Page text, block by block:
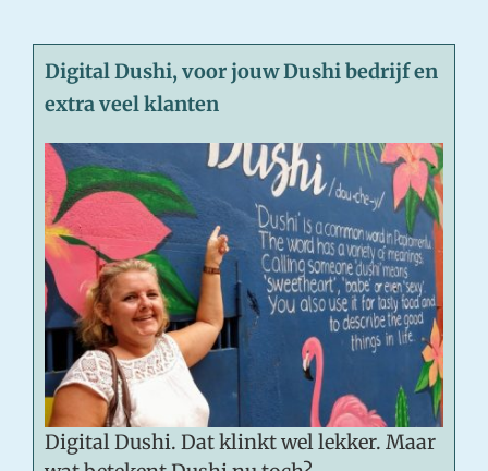
Digital Dushi, voorjouw Dushi bedrijf en
extra veel klanten
Digital Dushi. Dat klinkt wel lekker. Maar